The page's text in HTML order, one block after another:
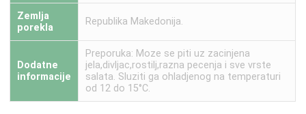
Zemlja
porekla
Republika Makedonija.
Dodatne
informacije
Preporuka: Moze se piti uz zacinjena
jela,divljac,rostilj,razna pecenja i sve vrste
salata. Sluziti ga ohladjenog na temperaturi
od 12 do 15°C.